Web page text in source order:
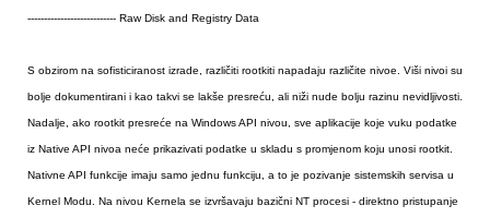
--------------------------- Raw Disk and Registry Data
S obzirom na sofisticiranost izrade, različiti rootkiti napadaju različite nivoe. Viši nivoi su
bolje dokumentirani i kao takvi se lakše presreću, ali niži nude bolju razinu nevidljivosti.
Nadalje, ako rootkit presreće na Windows API nivou, sve aplikacije koje vuku podatke
iz Native API nivoa neće prikazivati podatke u skladu s promjenom koju unosi rootkit.
Nativne API funkcije imaju samo jednu funkciju, a to je pozivanje sistemskih servisa u
Kernel Modu. Na nivou Kernela se izvršavaju bazični NT procesi - direktno pristupanje